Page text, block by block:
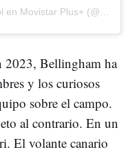
2023, Bellingham ha
y los curiosos
sobre el campo.
al contrario. En un
El volante canario